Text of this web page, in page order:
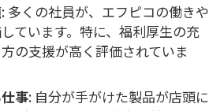
: 多くの社員が、エフピコの働きや
ています。特に、福利厚生の充
の支援が高く評価されていま
事: 自分が手がけた製品が店頭に